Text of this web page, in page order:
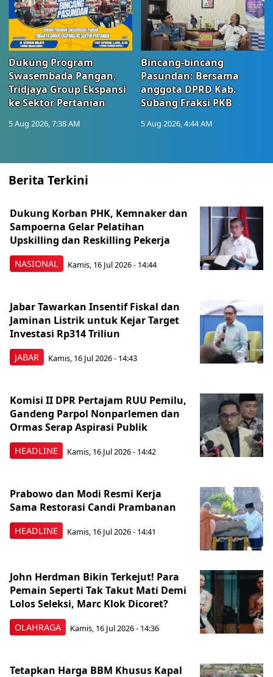
Dukung Program
Swasembada Pangan,
Tridjaya Group Ekspansi
ke Sektor Pertanian
5 Aug 2026, 7:38 AM
Bincang-bincang
Pasundan: Bersama
anggota DPRD Kab.
Subang Fraksi PKB
5 Aug 2026, 4:44 AM
Berita Terkini
NASIONAL
Dukung Korban PHK, Kemnaker dan
Sampoerna Gelar Pelatihan
Upskilling dan Reskilling Pekerja
Kamis, 16 Jul 2026 - 14:44
JABAR
Jabar Tawarkan Insentif Fiskal dan
Jaminan Listrik untuk Kejar Target
Investasi Rp314 Triliun
Kamis, 16 Jul 2026 - 14:43
HEADLINE
Komisi II DPR Pertajam RUU Pemilu,
Gandeng Parpol Nonparlemen dan
Ormas Serap Aspirasi Publik
Kamis, 16 Jul 2026 - 14:42
HEADLINE
Prabowo dan Modi Resmi Kerja
Sama Restorasi Candi Prambanan
Kamis, 16 Jul 2026 - 14:41
OLAHRAGA
John Herdman Bikin Terkejut! Para
Pemain Seperti Tak Takut Mati Demi
Lolos Seleksi, Marc Klok Dicoret?
Kamis, 16 Jul 2026 - 14:36
Tetapkan Harga BBM Khusus Kapal